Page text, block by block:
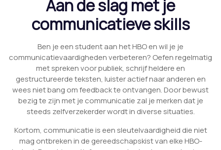
Aan de slag met je
communicatieve skills
Ben je een student aan het HBO en wil je je
communicatievaardigheden verbeteren? Oefen regelmatig
met spreken voor publiek, schrijf heldere en
gestructureerde teksten, luister actief naar anderen en
wees niet bang om feedback te ontvangen. Door bewust
bezig te zijn met je communicatie zal je merken dat je
steeds zelfverzekerder wordt in diverse situaties.
Kortom, communicatie is een sleutelvaardigheid die niet
mag ontbreken in de gereedschapskist van elke HBO-